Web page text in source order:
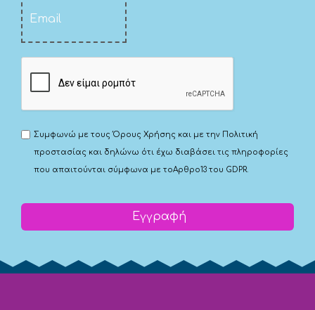
Συμφωνώ με τουςΌρους Χρήσης και με την Πολιτική
προστασίας και δηλώνω ότι έχω διαβάσει τις πληροφορίες
που απαιτούνται σύμφωνα με τοΑρθρο13 του GDPR.
Εγγραφή